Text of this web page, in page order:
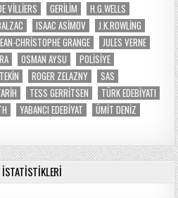
VILLIERS GERILIM
H.G.WELLS
ISAAC ASIMOV
J.K.ROWLING
CHRISTOPHE GRANGE
JULES VERNE
OSMAN AYSU
POLISIYE
ROGER ZELAZNY
SAS
TESS GERRITSEN
TÜRK EDEBIYATI
YABANCI EDEBIYAT
ÜMIT DENIZ
İSTATISTIKLERI